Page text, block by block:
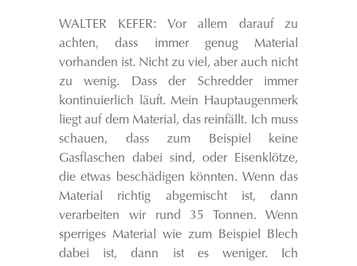
WALTER KEFER: Vor allem darauf zu
achten, dass immer genug Material
vorhanden ist. Nicht zu viel, aber auch nicht
zu wenig. Dass der Schredder immer
kontinuierlich läuft. Mein Hauptaugenmerk
liegt auf dem Material, das reinfällt. Ich muss
schauen, dass zum Beispiel keine
Gasflaschen dabei sind, oder Eisenklötze,
die etwas beschädigen könnten. Wenn das
Material richtig abgemischt ist, dann
verarbeiten wir rund 35 Tonnen. Wenn
sperriges Material wie zum Beispiel Blech
dabei ist, dann ist es weniger. Ich